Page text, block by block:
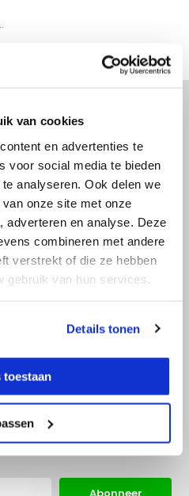
van cookies
en advertenties te
voor social media te bieden
analyseren. Ook delen we
onze site met onze
adverteren en analyse. Deze
combineren met andere
verstrekt of die ze hebben
gebruik van hun services.
Details tonen
toestaan
keuzehulp of bel direct
nieuws en onze acties: